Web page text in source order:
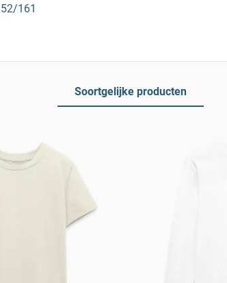
161
Soortgelijke producten